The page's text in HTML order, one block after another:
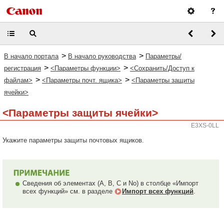
В начало портала > В начало руководства > Параметры/
регистрация > <Параметры функции> > <Сохранить/Доступ к
файлам> > <Параметры почт. ящика> > <Параметры защиты
ячейки>
<Параметры защиты ячейки>
E3XS-0LL
Укажите параметры защиты почтовых ящиков.
Сведения об элементах (A, B, C и No) в столбце «Импорт
всех функций» см. в разделе
Импорт всех функций.